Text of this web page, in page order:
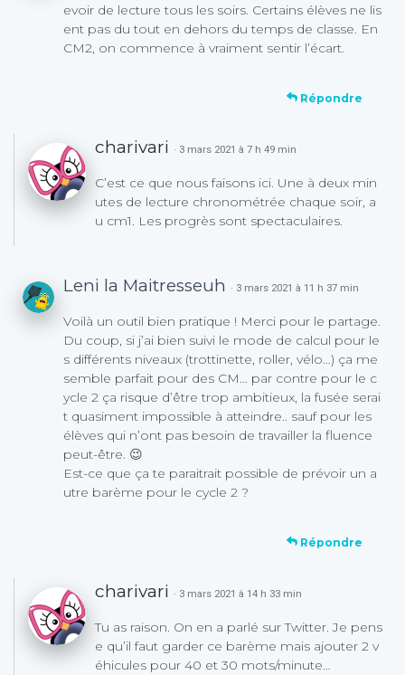
evoir de lecture tous les soirs. Certains élèves ne lis
ent pas du tout en dehors du temps de classe. En
CM2, on commence à vraiment sentir l’écart.
Répondre
charivari · 3 mars 2021 à 7 h 49 min
C’est ce que nous faisons ici. Une à deux min
utes de lecture chronométrée chaque soir, a
u cm1. Les progrès sont spectaculaires.
Leni la Maitresseuh · 3 mars 2021 à 11 h 37 min
Voilà un outil bien pratique ! Merci pour le partage.
Du coup, si j’ai bien suivi le mode de calcul pour le
s différents niveaux (trottinette, roller, vélo…) ça me
semble parfait pour des CM… par contre pour le c
ycle 2 ça risque d’être trop ambitieux, la fusée serai
t quasiment impossible à atteindre.. sauf pour les
élèves qui n’ont pas besoin de travailler la fluence
peut-être. 😉
Est-ce que ça te paraitrait possible de prévoir un a
utre barème pour le cycle 2 ?
Répondre
charivari · 3 mars 2021 à 14 h 33 min
Tu as raison. On en a parlé sur Twitter. Je pens
e qu’il faut garder ce barème mais ajouter 2 v
éhicules pour 40 et 30 mots/minute…